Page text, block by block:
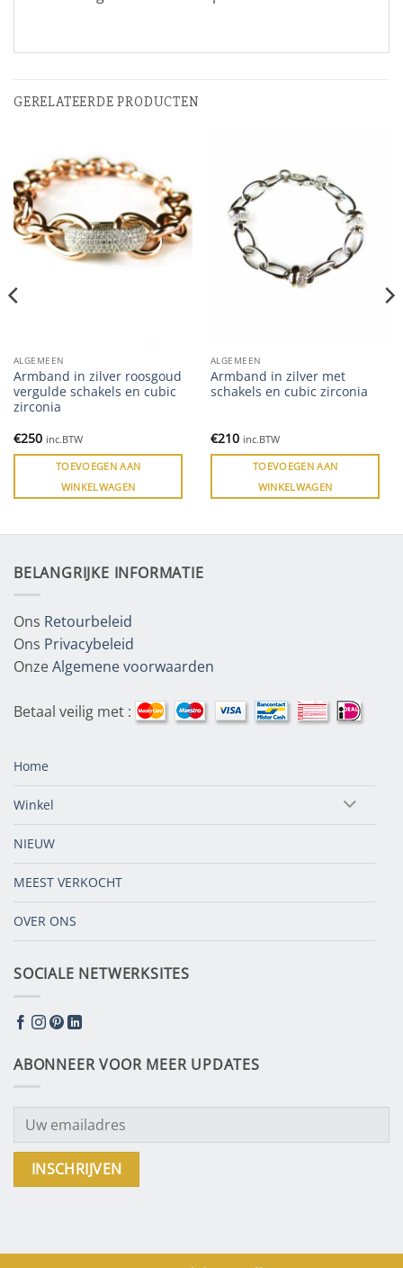
GERELATEERDE PRODUCTEN
ALGEMEEN
Armband in zilver roosgoud
vergulde schakels en cubic
zirconia
€250 inc.BTW
TOEVOEGEN AAN
WINKELWAGEN
ALGEMEEN
Armband in zilver met
schakels en cubic zirconia
€210 inc.BTW
TOEVOEGEN AAN
WINKELWAGEN
BELANGRIJKE INFORMATIE
Ons Retourbeleid
Ons Privacybeleid
OnzeAlgemene voorwaarden
Betaal veilig met :
Home
Winkel
NIEUW
MEEST VERKOCHT
OVER ONS
SOCIALE NETWERKSITES
ABONNEER VOOR MEER UPDATES